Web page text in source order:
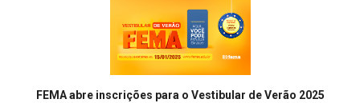
FEMA abre inscrições para o Vestibular de Verão 2025